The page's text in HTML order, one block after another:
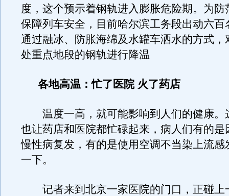
度，这个预示着钢轨进入膨胀危险期。为防
保障列车安全，目前哈尔滨工务段出动六百
通过融冰、防胀海绵及水罐车洒水的方式，
处重点地段的钢轨进行降温
各地高温：忙了医院 火了药店
温度一高，就可能影响到人们的健康。
也让药店和医院都忙碌起来，病人们有的是
慢性病复发，有的是使用空调不当染上流感
一下。
记者来到北京一家医院的门口，正碰上